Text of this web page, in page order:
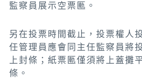
監察員展示空票匭。
另在投票時間截止，投票權人
任管理員應會同主任監察員將
上封條；紙票匭僅須將上蓋攤
條。